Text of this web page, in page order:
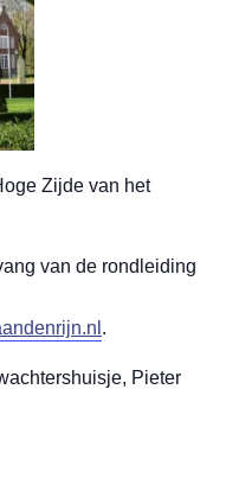
Zijde van het
van de rondleiding
.
Pieter